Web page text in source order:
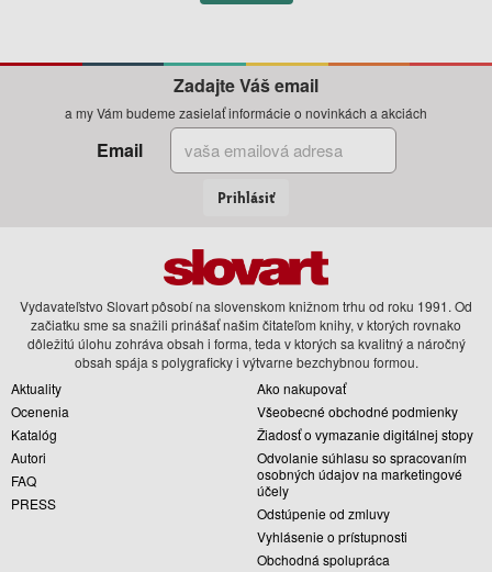
Zadajte Váš email
a my Vám budeme zasielať informácie o novinkách a akciách
Email
Prihlásiť
Vydavateľstvo Slovart pôsobí na slovenskom knižnom trhu od roku 1991. Od
začiatku sme sa snažili prinášať našim čitateľom knihy, v ktorých rovnako
dôležitú úlohu zohráva obsah i forma, teda v ktorých sa kvalitný a náročný
obsah spája s polygraficky i výtvarne bezchybnou formou.
Aktuality
Ocenenia
Katalóg
Autori
FAQ
PRESS
Ako nakupovať
Všeobecné obchodné podmienky
Žiadosť o vymazanie digitálnej stopy
Odvolanie súhlasu so spracovaním
osobných údajov na marketingové
účely
Odstúpenie od zmluvy
Vyhlásenie o prístupnosti
Obchodná spolupráca